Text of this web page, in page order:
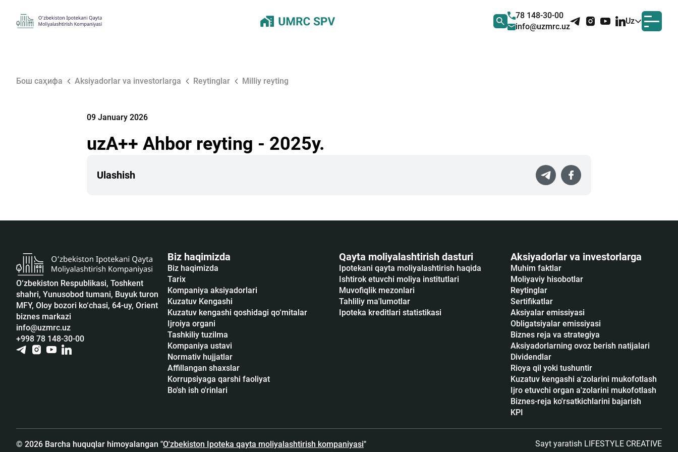
78 148-30-00
info@uzmrc.uz
Uz
Бош саҳифа Aksiyadorlar va investorlarga Reytinglar Milliy reyting
09 January 2026
uzA++ Ahbor reyting - 2025y.
Ulashish
O‘zbekiston Respublikasi, Toshkent
shahri, Yunusobod tumani, Buyuk turon
MFY, Oloy bozori ko‘chasi, 64-uy, Orient
biznes markazi
info@uzmrc.uz
+998 78 148-30-00
Biz haqimizda
Biz haqimizda
Tarix
Kompaniya aksiyadorlari
Kuzatuv Kengashi
Kuzatuv kengashi qoshidagi qo‘mitalar
Ijroiya organi
Tashkiliy tuzilma
Kompaniya ustavi
Normativ hujjatlar
Affillangan shaxslar
Korrupsiyaga qarshi faoliyat
Bo'sh ish o'rinlari
Qayta moliyalashtirish dasturi
Ipotekani qayta moliyalashtirish haqida
Ishtirok etuvchi moliya institutlari
Muvofiqlik mezonlari
Tahliliy ma'lumotlar
Ipoteka kreditlari statistikasi
Aksiyadorlar va investorlarga
Muhim faktlar
Moliyaviy hisobotlar
Reytinglar
Sertifikatlar
Аksiyalar emissiyasi
Obligatsiyalar emissiyasi
Biznes reja va strategiya
Aksiyadorlarning ovoz berish natijalari
Dividendlar
Rioya qil yoki tushuntir
Kuzatuv kengashi a'zolarini mukofotlash
Ijro etuvchi organ a'zolarini mukofotlash
Biznes-reja ko'rsatkichlarini bajarish
KPI
© 2026 Barcha huquqlar himoyalangan "O'zbekiston Ipoteka qayta moliyalashtirish kompaniyasi"
Sayt yaratish LIFESTYLE CREATIVE